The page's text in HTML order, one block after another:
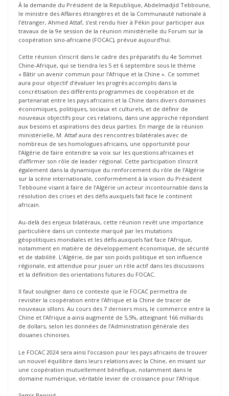
À la demande du Président de la République, Abdelmadjid Tebboune,
le ministre des Affaires étrangères et de la Communauté nationale à
l’étranger, Ahmed Attaf, s’est rendu hier à Pékin pour participer aux
travaux de la 9e session de la réunion ministérielle du Forum sur la
coopération sino-africaine (FOCAC), prévue aujourd’hui.
Cette réunion s’inscrit dans le cadre des préparatifs du 4e Sommet
Chine-Afrique, qui se tiendra les 5 et 6 septembre sous le thème
« Bâtir un avenir commun pour l’Afrique et la Chine ». Ce sommet
aura pour objectif d’évaluer les progrès accomplis dans la
concrétisation des différents programmes de coopération et de
partenariat entre les pays africains et la Chine dans divers domaines
économiques, politiques, sociaux et culturels, et de définir de
nouveaux objectifs pour ces relations, dans une approche répondant
aux besoins et aspirations des deux parties. En marge de la réunion
ministérielle, M. Attaf aura des rencontres bilatérales avec de
nombreux de ses homologues africains, une opportunité pour
l’Algérie de faire entendre sa voix sur les questions africaines et
d’affirmer son rôle de leader régional. Cette participation s’inscrit
également dans la dynamique du renforcement du rôle de l’Algérie
sur la scène internationale, conformément à la vision du Président
Tebboune visant à faire de l’Algérie un acteur incontournable dans la
résolution des crises et des défis auxquels fait face le continent
africain.
Au-delà des enjeux bilatéraux, cette réunion revêt une importance
particulière dans un contexte marqué par les mutations
géopolitiques mondiales et les défis auxquels fait face l’Afrique,
notamment en matière de développement économique, de sécurité
et de stabilité. L’Algérie, de par son poids politique et son influence
régionale, est attendue pour jouer un rôle actif dans les discussions
et la définition des orientations futures du FOCAC.
Il faut souligner dans ce contexte que le FOCAC permettra de
revisiter la coopération entre l’Afrique et la Chine de tracer de
nouveaux sillons. Au cours des 7 derniers mois, le commerce entre la
Chine et l’Afrique a ainsi augmenté de 5,5%, atteignant 166 milliards
de dollars, selon les données de l’Administration générale des
douanes chinoises.
Le FOCAC 2024 sera ainsi l’occasion pour les pays africains de trouver
un nouvel équilibre dans leurs relations avec la Chine, en misant sur
une coopération mutuellement bénéfique, notamment dans le
domaine numérique, véritable levier de croissance pour l’Afrique.